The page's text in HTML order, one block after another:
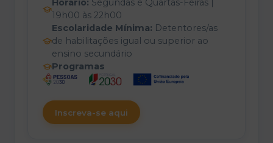
Horário: Segundas e Quartas-Feiras |
19h00 às 22h00
Escolaridade Mínima: Detentores/as
de habilitações igual ou superior ao
ensino secundário
Programas
Inscreva-se aqui